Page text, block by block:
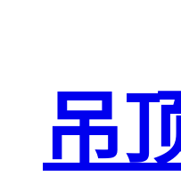
吊